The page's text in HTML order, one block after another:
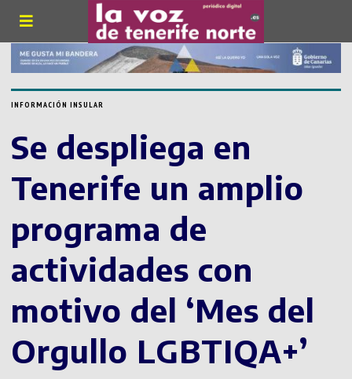
INFORMACIÓN INSULAR
Se despliega en
Tenerife un amplio
programa de
actividades con
motivo del ‘Mes del
Orgullo LGBTIQA+’